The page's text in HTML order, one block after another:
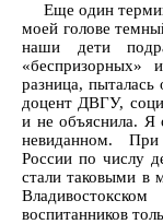
Еще один
моей голове
наши дети
разница, пыталась
доцент ДВГУ,
и не объяснила. Я
невиданном. При
России по числу
стали таковыми в
воспитанников